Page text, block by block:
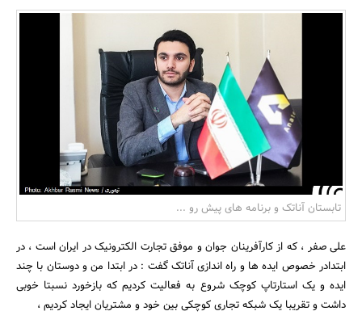
مسکن و ساختمان
تابستان آناتک و برنامه های پیش رو ...
علی صفر ، که از کارآفرینان جوان و موفق تجارت الکترونیک در ایران است ، در
ابتدادر خصوص ایده ها و راه اندازی آناتک گفت : در ابتدا من و دوستان با چند
ایده و یک استارتاپ کوچک شروع به فعالیت کردیم که بازخورد نسبتا خوبی
داشت و تقریبا یک شبکه تجاری کوچکی بین خود و مشتریان ایجاد کردیم ،